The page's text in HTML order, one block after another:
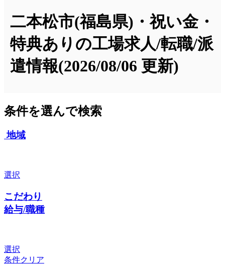
二本松市(福島県)・祝い金・
特典ありの工場求人/転職/派
遣情報(2026/08/06 更新)
条件を選んで検索
地域
選択
こだわり
給与/職種
選択
条件クリア